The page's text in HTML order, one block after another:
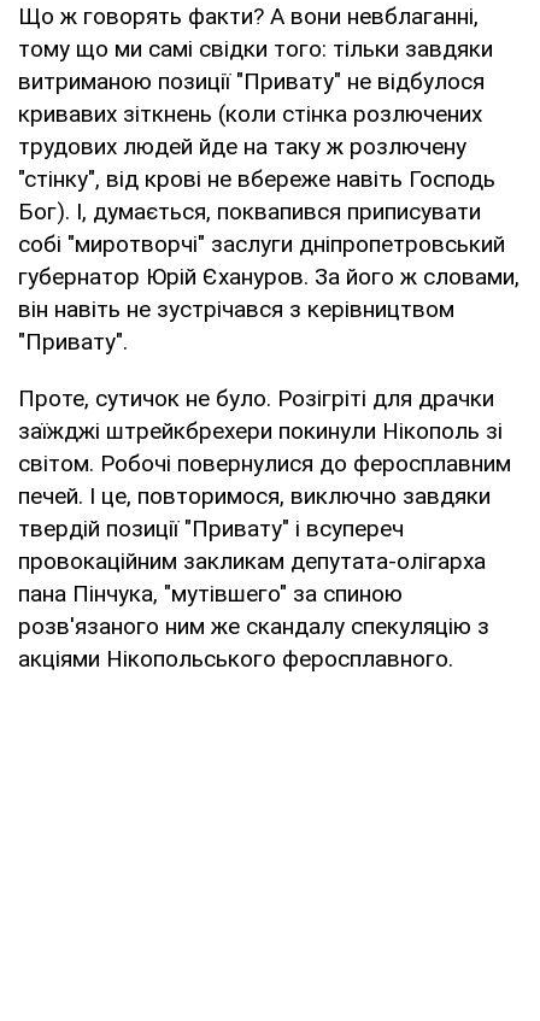
Що ж говорять факти? А вони невблаганні,
тому що ми самі свідки того: тільки завдяки
витриманою позиції "Привату" не відбулося
кривавих зіткнень (коли стінка розлючених
трудових людей йде на таку ж розлючену
"стінку", від крові не вбереже навіть Господь
Бог). І, думається, поквапився приписувати
собі "миротворчі" заслуги дніпропетровський
губернатор Юрій Єхануров. За його ж словами,
він навіть не зустрічався з керівництвом
"Привату".
Проте, сутичок не було. Розігріті для драчки
заїжджі штрейкбрехери покинули Нікополь зі
світом. Робочі повернулися до феросплавним
печей. І це, повторимося, виключно завдяки
твердій позиції "Привату" і всупереч
провокаційним закликам депутата-олігарха
пана Пінчука, "мутівшего" за спиною
розв'язаного ним же скандалу спекуляцію з
акціями Нікопольського феросплавного.